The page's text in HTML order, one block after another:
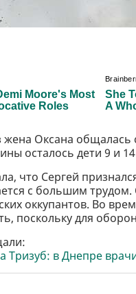
Оксана общалась
осталось дети 9 и 14
что Сергей
с большим
оккупантов. Во
поскольку для
Тризуб: в Днепре